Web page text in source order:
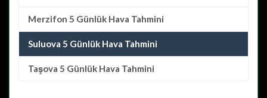
Merzifon 5 Günlük Hava Tahmini
Suluova 5 Günlük Hava Tahmini
Taşova 5 Günlük Hava Tahmini